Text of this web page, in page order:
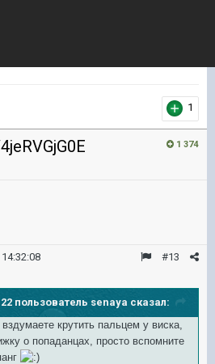
1
1 374
#13
пользователь senaya сказал:
крутить пальцем у виска,
о попаданцах, просто вспомните